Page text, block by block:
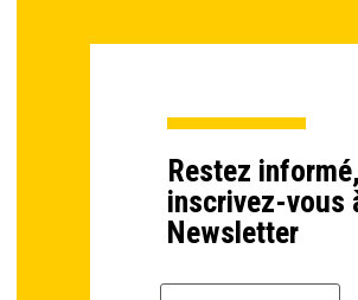
Restez informé,
inscrivez-vous
Newsletter